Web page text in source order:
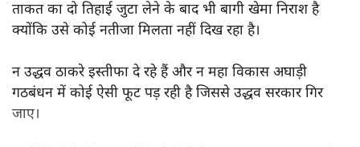
ताकत का दो तिहाई जुटा लेने के बाद भी बागी खेमा निराश है
क्योंकि उसे कोई नतीजा मिलता नहीं दिख रहा है।
न उद्धव ठाकरे इस्तीफा दे रहे हैं और न महा विकास अघाड़ी
गठबंधन में कोई ऐसी फूट पड़ रही है जिससे उद्धव सरकार गिर
जाए।